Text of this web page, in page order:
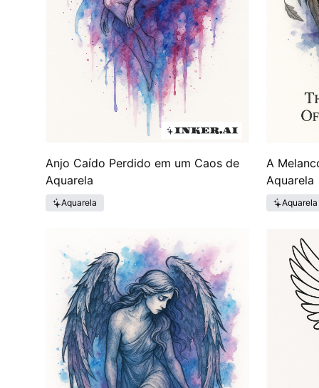
Anjo Caído Perdido em um Caos de
Aquarela
Aquarela
A
Aquarela
Aquarela